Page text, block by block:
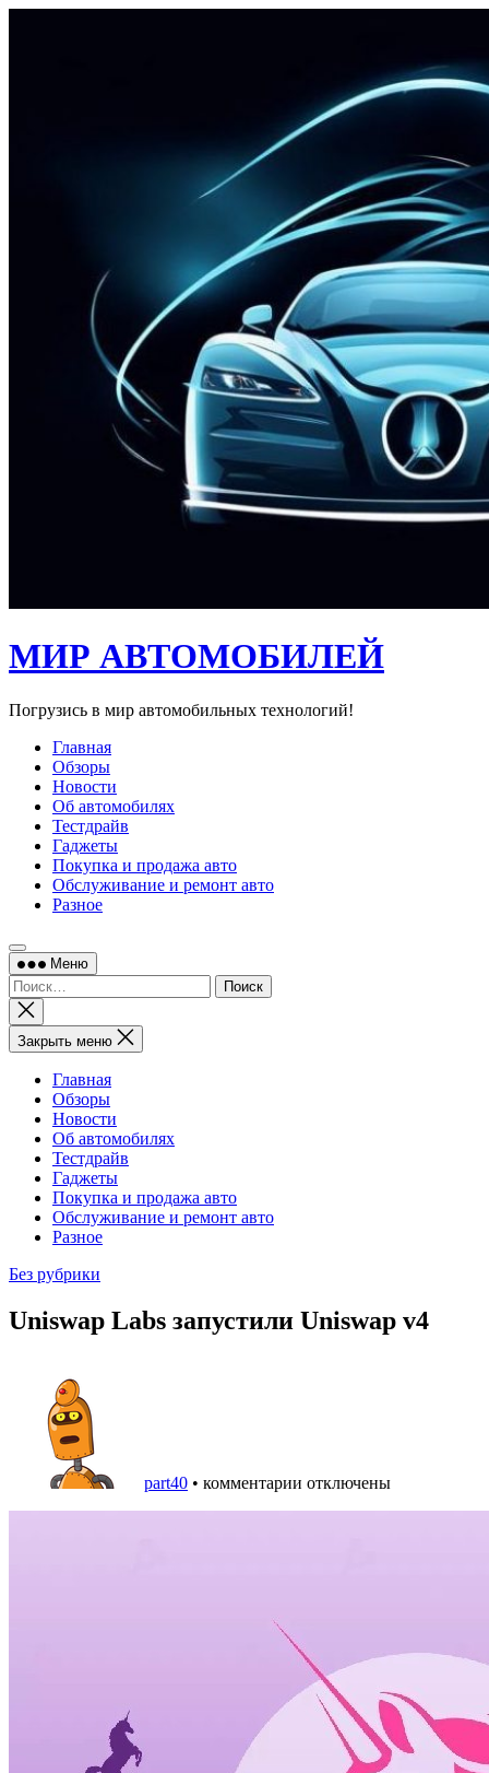
МИР АВТОМОБИЛЕЙ
Погрузись в мир автомобильных технологий!
Главная
Обзоры
Новости
Об автомобилях
Тестдрайв
Гаджеты
Покупка и продажа авто
Обслуживание и ремонт авто
Разное
Меню
Найти:
Закрыть
поиск
Закрыть меню
Главная
Обзоры
Новости
Об автомобилях
Тестдрайв
Гаджеты
Покупка и продажа авто
Обслуживание и ремонт авто
Разное
Без рубрики
Uniswap Labs запустили Uniswap v4
part40 • комментарии отключены